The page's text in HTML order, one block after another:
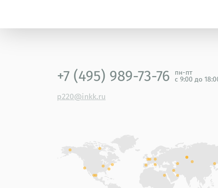
+7 (495) 989-73-76 пн-пт
с 9:00 до
p220@inkk.ru